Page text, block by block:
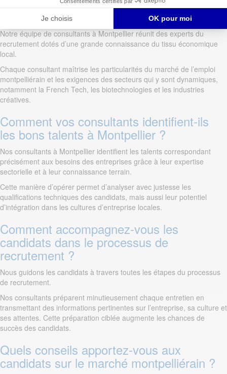
Approach People à Montpellier ?
Notre équipe de consultants à Montpellier réunit des experts du
recrutement dotés d’une grande connaissance du tissu économique
local.
Chaque consultant maîtrise les particularités du marché de l’emploi
montpelliérain et les exigences des secteurs qui y sont dynamiques,
notamment la French Tech, les biotechnologies et les industries
créatives.
Comment vos consultants identifient-ils
les bons talents à Montpellier ?
Nos consultants à Montpellier identifient les talents correspondant
précisément aux besoins des entreprises grâce à leur expertise
sectorielle et à leur connaissance terrain.
Cette manière d’opérer permet d’analyser avec justesse les
qualifications techniques des candidats, mais aussi leur potentiel
d’intégration dans les cultures d’entreprise locales.
Comment accompagnez-vous les
candidats dans le processus de
recrutement ?
Nous guidons les candidats à travers toutes les étapes du processus
de recrutement.
Nos consultants préparent minutieusement chaque entretien en
transmettant des informations pertinentes sur l’entreprise, sa culture et
ses attentes. Cette préparation ciblée augmente les chances de
succès des candidats.
Quels conseils apportez-vous aux
candidats sur le marché montpelliérain ?